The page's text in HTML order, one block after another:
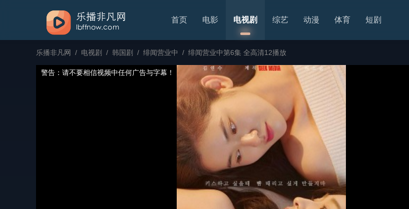
首页 电影 电视剧 综艺 动漫 体育 短剧
乐播非凡网 / 电视剧 / 韩国剧 / 绯闻营业中 / 绯闻营业中第6集 全高清12播放
警告：请不要相信视频中任何广告与字幕！